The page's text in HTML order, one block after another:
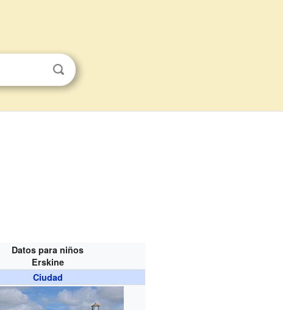
Datos para niños
Erskine
Ciudad